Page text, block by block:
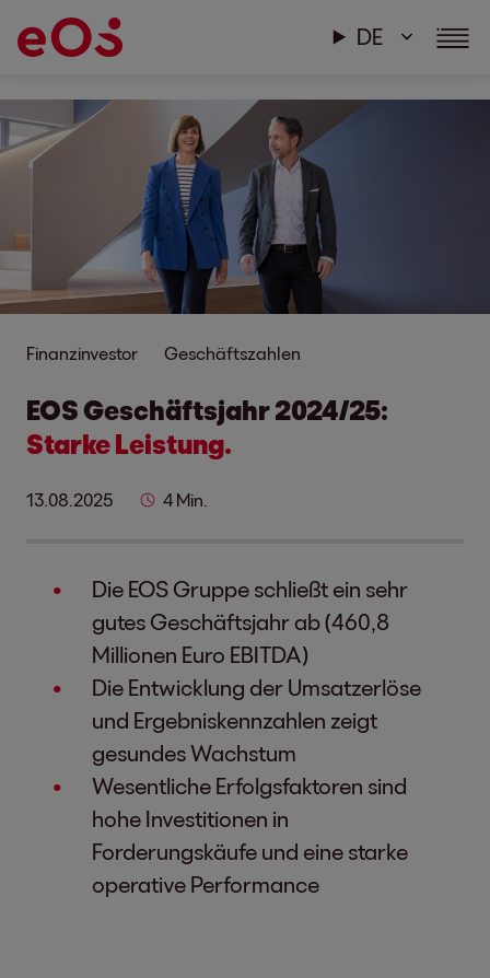
DE
Finanzinvestor Geschäftszahlen
EOS Geschäftsjahr 2024/25:
Starke Leistung.
13.08.2025 4 Min.
Die EOS Gruppe schließt ein sehr
gutes Geschäftsjahr ab (460,8
Millionen Euro EBITDA)
Die Entwicklung der Umsatzerlöse
und Ergebniskennzahlen zeigt
gesundes Wachstum
Wesentliche Erfolgsfaktoren sind
hohe Investitionen in
Forderungskäufe und eine starke
operative Performance